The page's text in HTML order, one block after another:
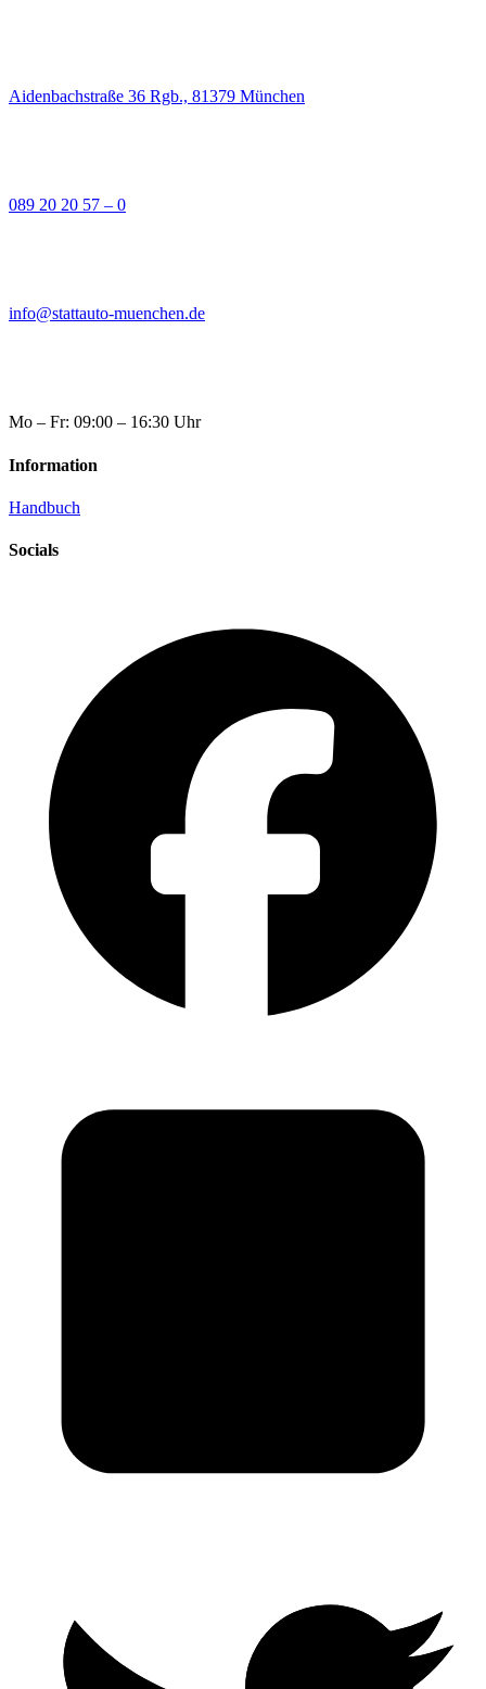
Aidenbachstraße 36 Rgb., 81379 München
089 20 20 57 – 0
info@stattauto-muenchen.de
Mo – Fr: 09:00 – 16:30 Uhr
Information
Handbuch
Socials